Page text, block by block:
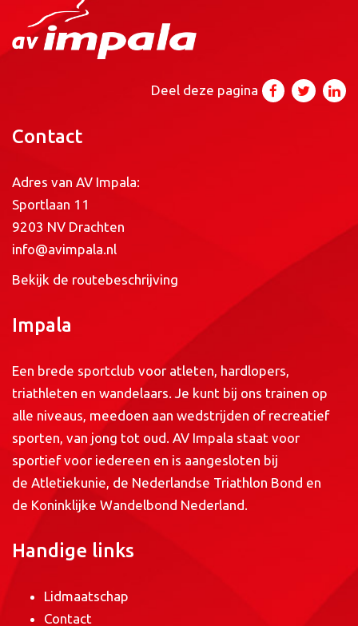
Deel deze pagina
Contact
Adres van AV Impala:
Sportlaan 11
9203 NV Drachten
info@avimpala.nl
Bekijk de routebeschrijving
Impala
Een brede sportclub voor atleten, hardlopers,
triathleten en wandelaars. Je kunt bij ons trainen op
alle niveaus, meedoen aan wedstrijden of recreatief
sporten, van jong tot oud. AV Impala staat voor
sportief voor iedereen en is aangesloten bij
de Atletiekunie, de Nederlandse Triathlon Bond en
de Koninklijke Wandelbond Nederland.
Handige links
Lidmaatschap
Contact